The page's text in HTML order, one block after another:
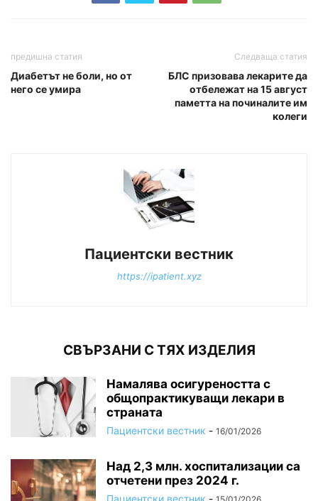
предишна статия
Диабетът не боли, но от
него се умира
Следваща статия
БЛС призовава лекарите да
отбележат на 15 август
паметта на починалите им
колеги
Пациентски вестник
https://ipatient.xyz
СВЪРЗАНИ С ТЯХ ИЗДЕЛИЯ
Намалява осигуреността с
общопрактикуващи лекари в
страната
Пациентски вестник - 16/01/2026
Над 2,3 млн. хоспитализации са
отчетени през 2024 г.